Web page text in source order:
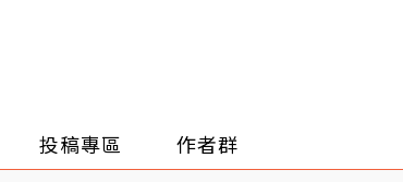
投稿專區 作者群